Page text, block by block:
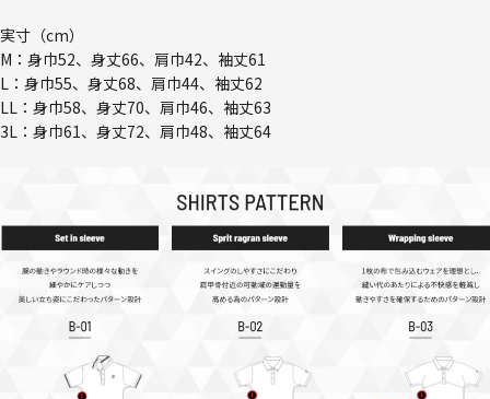
実寸（cm）
M：身巾52、身丈66、肩巾42、袖丈61
L：身巾55、身丈68、肩巾44、袖丈62
LL：身巾58、身丈70、肩巾46、袖丈63
3L：身巾61、身丈72、肩巾48、袖丈64